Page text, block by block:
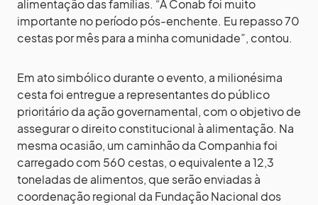
alimentação das famílias. “A Conab foi muito
importante no período pós-enchente. Eu repasso 70
cestas por mês para a minha comunidade”, contou.
Em ato simbólico durante o evento, a milionésima
cesta foi entregue a representantes do público
prioritário da ação governamental, com o objetivo de
assegurar o direito constitucional à alimentação. Na
mesma ocasião, um caminhão da Companhia foi
carregado com 560 cestas, o equivalente a 12,3
toneladas de alimentos, que serão enviadas à
coordenação regional da Fundação Nacional dos